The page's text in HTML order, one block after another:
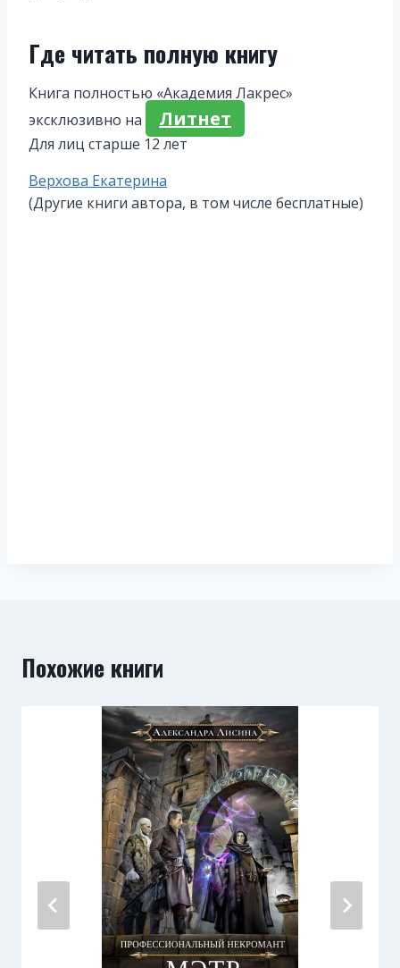
Где читать полную книгу
Книга полностью «Академия Лакрес»
эксклюзивно на
Литнет
Для лиц старше 12 лет
Метки
записи:
Верхова Екатерина
(Другие книги автора, в том числе бесплатные)
Похожие книги